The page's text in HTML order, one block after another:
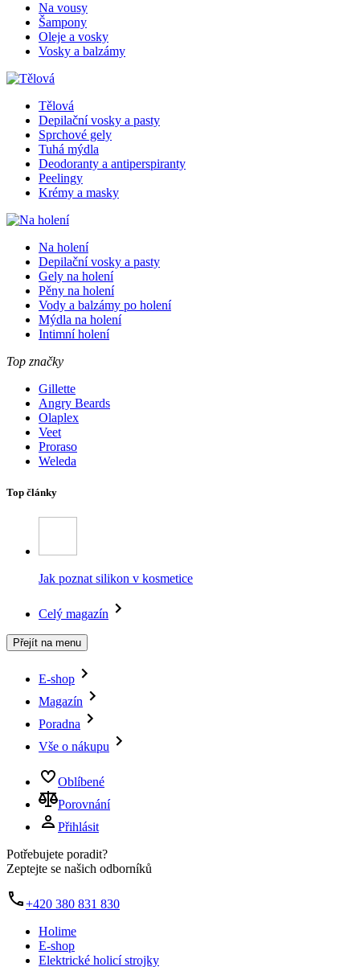
Na vousy
Šampony
Oleje a vosky
Vosky a balzámy
Tělová
Depilační vosky a pasty
Sprchové gely
Tuhá mýdla
Deodoranty a antiperspiranty
Peelingy
Krémy a masky
Na holení
Depilační vosky a pasty
Gely na holení
Pěny na holení
Vody a balzámy po holení
Mýdla na holení
Intimní holení
Top značky
Gillette
Angry Beards
Olaplex
Veet
Proraso
Weleda
Top články
Jak poznat silikon v kosmetice
Celý magazín
Přejít na menu
E-shop
Magazín
Poradna
Vše o nákupu
Oblíbené
Porovnání
Přihlásit
Potřebujete poradit?
Zeptejte se našich odborníků
+420 380 831 830
Holime
E-shop
Elektrické holicí strojky